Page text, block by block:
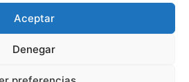
Aceptar
Denegar